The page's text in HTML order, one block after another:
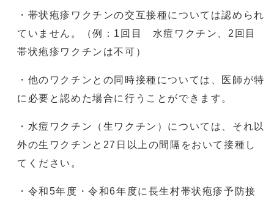
・帯状疱疹ワクチンの交互接種については認められ
ていません。（例：1回目 水痘ワクチン、2回目
帯状疱疹ワクチンは不可）
・他のワクチンとの同時接種については、医師が特
に必要と認めた場合に行うことができます。
・水痘ワクチン（生ワクチン）については、それ以
外の生ワクチンと27日以上の間隔をおいて接種し
てください。
・令和5年度・令和6年度に長生村帯状疱疹予防接